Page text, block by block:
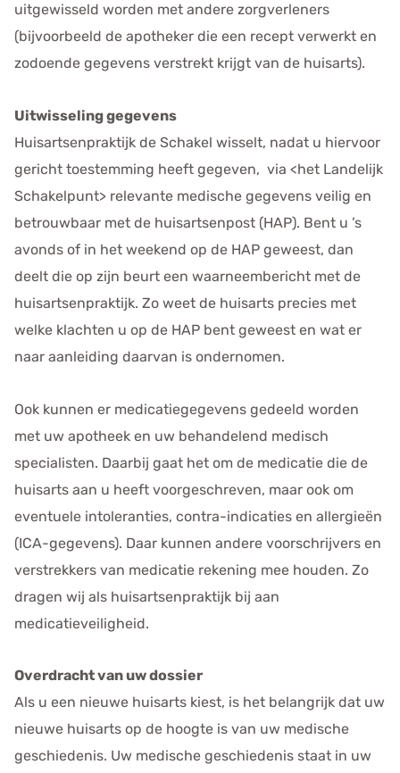
uitgewisseld worden met andere zorgverleners
(bijvoorbeeld de apotheker die een recept verwerkt en
zodoende gegevens verstrekt krijgt van de huisarts).
Uitwisseling gegevens
Huisartsenpraktijk de Schakel wisselt, nadat u hiervoor
gericht toestemming heeft gegeven, via <het Landelijk
Schakelpunt> relevante medische gegevens veilig en
betrouwbaar met de huisartsenpost (HAP). Bent u ’s
avonds of in het weekend op de HAP geweest, dan
deelt die op zijn beurt een waarneembericht met de
huisartsenpraktijk. Zo weet de huisarts precies met
welke klachten u op de HAP bent geweest en wat er
naar aanleiding daarvan is ondernomen.
Ook kunnen er medicatiegegevens gedeeld worden
met uw apotheek en uw behandelend medisch
specialisten. Daarbij gaat het om de medicatie die de
huisarts aan u heeft voorgeschreven, maar ook om
eventuele intoleranties, contra-indicaties en allergieën
(ICA-gegevens). Daar kunnen andere voorschrijvers en
verstrekkers van medicatie rekening mee houden. Zo
dragen wij als huisartsenpraktijk bij aan
medicatieveiligheid.
Overdracht van uw dossier
Als u een nieuwe huisarts kiest, is het belangrijk dat uw
nieuwe huisarts op de hoogte is van uw medische
geschiedenis. Uw medische geschiedenis staat in uw